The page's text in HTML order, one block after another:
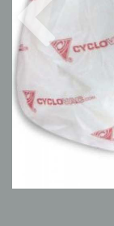
Previous